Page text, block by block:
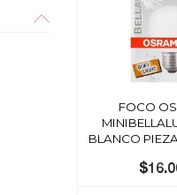
FOCO
BLANCO